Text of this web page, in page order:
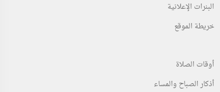
البنرات الإعلانية
خريطة الموقع
أوقات الصلاة
أذكار الصباح والمساء